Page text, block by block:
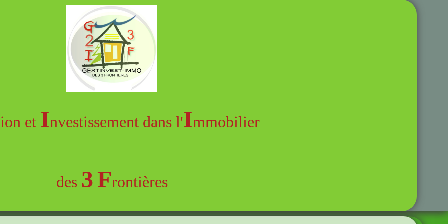
et Investissement dans l'Immobilier
des 3Frontières